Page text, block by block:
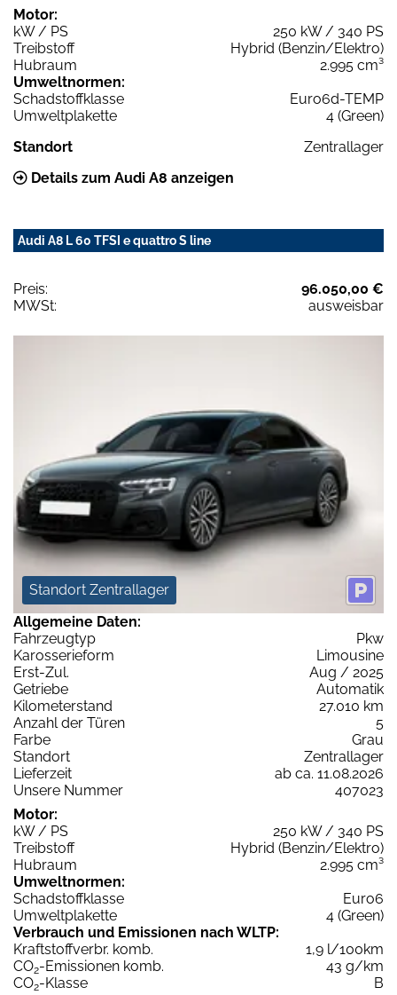
Motor:
kW / PS
250 kW / 340 PS
Treibstoff
Hybrid (Benzin/Elektro)
Hubraum
2.995 cm³
Umweltnormen:
Schadstoffklasse
Euro6d-TEMP
Umweltplakette
4 (Green)
Standort
Zentrallager
Details zum Audi A8 anzeigen
Audi A8 L 60 TFSI e quattro S line
Preis:
96.050,00 €
MWSt:
ausweisbar
Standort Zentrallager
Allgemeine Daten:
Fahrzeugtyp
Pkw
Karosserieform
Limousine
Erst-Zul.
Aug / 2025
Getriebe
Automatik
Kilometerstand
27.010 km
Anzahl der Türen
5
Farbe
Grau
Standort
Zentrallager
Lieferzeit
ab ca. 11.08.2026
Unsere Nummer
407023
Motor:
kW / PS
250 kW / 340 PS
Treibstoff
Hybrid (Benzin/Elektro)
Hubraum
2.995 cm³
Umweltnormen:
Schadstoffklasse
Euro6
Umweltplakette
4 (Green)
Verbrauch und Emissionen nach WLTP:
Kraftstoffverbr. komb.
1,9 l/100km
CO2-Emissionen komb.
43 g/km
CO2-Klasse
B